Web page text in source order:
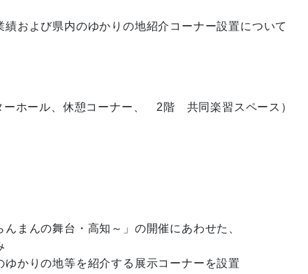
および県内のゆかりの地紹介コーナー設置について
ホール、休憩コーナー、 2階 共同楽習スペース）
まんの舞台・高知～」の開催にあわせた、
かりの地等を紹介する展示コーナーを設置